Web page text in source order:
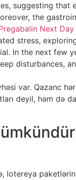
suggesting
the
Next
stress,
In the next few
disturbances,
var. Qazanc hər
deyil, həm də